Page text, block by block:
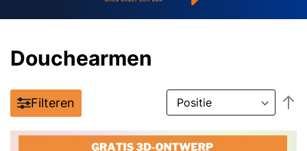
Douchearmen
Filteren